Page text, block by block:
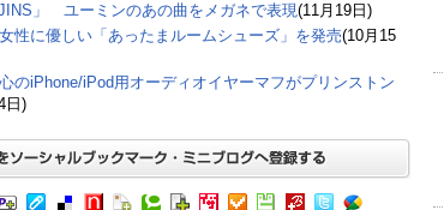
」 ユーミンのあの曲をメガネで表現(11月19日)
性に優しい「あったまルームシューズ」を発売(10月15
のiPhone/iPod用オーディオイヤーマフがプリンストン
日)